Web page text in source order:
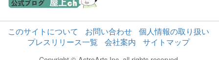
このサイトについて お問い合わせ
個人情報の取り扱い
プレスリリース一覧
会社案内 サイトマップ